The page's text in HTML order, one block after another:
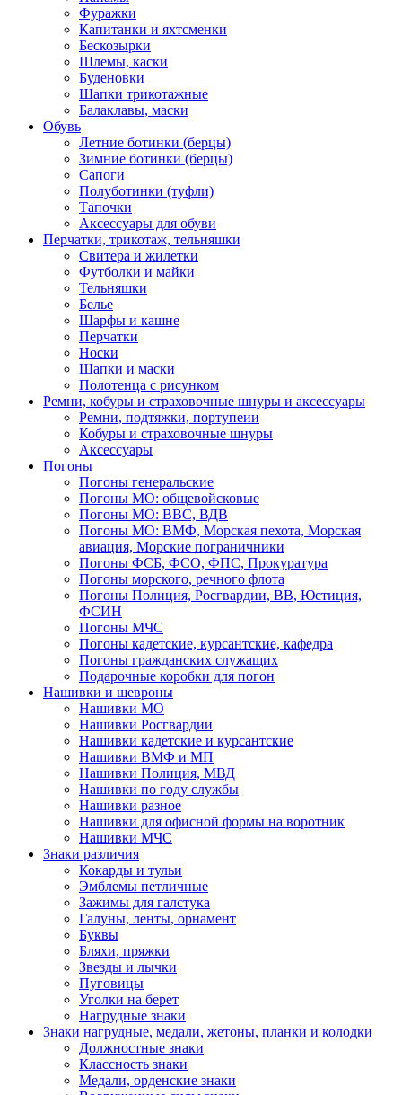
Фуражки
Капитанки и яхтсменки
Бескозырки
Шлемы, каски
Буденовки
Шапки трикотажные
Балаклавы, маски
Обувь
Летние ботинки (берцы)
Зимние ботинки (берцы)
Сапоги
Полуботинки (туфли)
Тапочки
Аксессуары для обуви
Перчатки, трикотаж, тельняшки
Свитера и жилетки
Футболки и майки
Тельняшки
Белье
Шарфы и кашне
Перчатки
Носки
Шапки и маски
Полотенца с рисунком
Ремни, кобуры и страховочные шнуры и аксессуары
Ремни, подтяжки, портупеии
Кобуры и страховочные шнуры
Аксессуары
Погоны
Погоны генеральские
Погоны МО: общевойсковые
Погоны МО: ВВС, ВДВ
Погоны МО: ВМФ, Морская пехота, Морская
авиация, Морские пограничники
Погоны ФСБ, ФСО, ФПС, Прокуратура
Погоны морского, речного флота
Погоны Полиция, Росгвардии, ВВ, Юстиция,
ФСИН
Погоны МЧС
Погоны кадетские, курсантские, кафедра
Погоны гражданских служащих
Подарочные коробки для погон
Нашивки и шевроны
Нашивки МО
Нашивки Росгвардии
Нашивки кадетские и курсантские
Нашивки ВМФ и МП
Нашивки Полиция, МВД
Нашивки по году службы
Нашивки разное
Нашивки для офисной формы на воротник
Нашивки МЧС
Знаки различия
Кокарды и тульи
Эмблемы петличные
Зажимы для галстука
Галуны, ленты, орнамент
Буквы
Бляхи, пряжки
Звезды и лычки
Пуговицы
Уголки на берет
Нагрудные знаки
Знаки нагрудные, медали, жетоны, планки и колодки
Должностные знаки
Классность знаки
Медали, орденские знаки